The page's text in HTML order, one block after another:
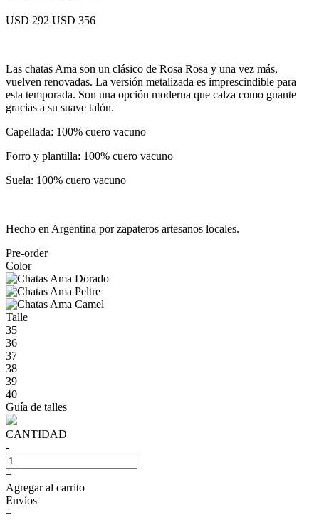
USD 292 USD 356
Las chatas Ama son un clásico de Rosa Rosa y una vez más,
vuelven renovadas. La versión metalizada es imprescindible para
esta temporada. Son una opción moderna que calza como guante
gracias a su suave talón.
Capellada: 100% cuero vacuno
Forro y plantilla: 100% cuero vacuno
Suela: 100% cuero vacuno
Hecho en Argentina por zapateros artesanos locales.
Pre-order
Color
Talle
35
36
37
38
39
40
Guía de talles
CANTIDAD
-
+
Agregar al carrito
Envíos
+